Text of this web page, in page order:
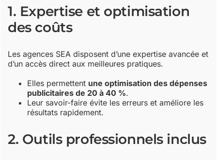
1. Expertise et optimisation
des coûts
Les agences SEA disposent d’une expertise avancée et
d’un accès direct aux meilleures pratiques.
Elles permettent une optimisation des dépenses
publicitaires de 20 à 40 %.
Leur savoir-faire évite les erreurs et améliore les
résultats rapidement.
2. Outils professionnels inclus